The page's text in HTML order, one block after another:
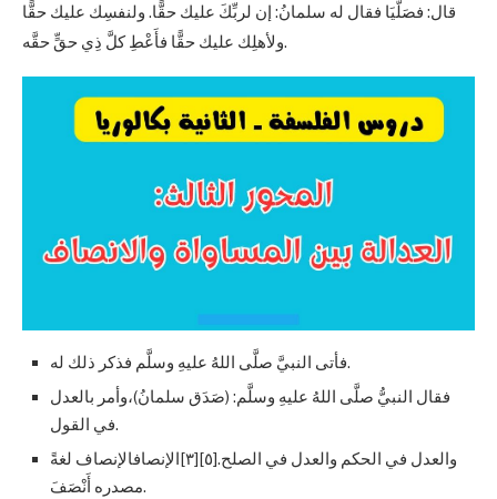
قال: فصَلَّيَا فقال له سلمانُ: إن لربِّكَ عليك حقًّا. ولنفسِك عليك حقًّا
ولأهلِك عليك حقًّا فأَعْطِ كلَّ ذِي حقٍّ حقَّه.
فأتى النبيَّ صلَّى اللهُ عليهِ وسلَّم فذكر ذلك له.
فقال النبيُّ صلَّى اللهُ عليهِ وسلَّم: (صَدَق سلمانُ)،وأمر بالعدل
في القول.
والعدل في الحكم والعدل في الصلح.[٥][٣]الإنصافالإنصاف لغةً
مصدره أَنْصَفَ.